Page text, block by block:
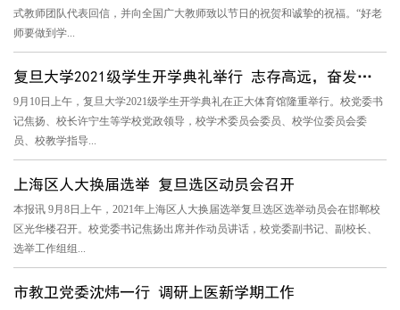
式教师团队代表回信，并向全国广大教师致以节日的祝贺和诚挚的祝福。“好老
师要做到学...
复旦大学2021级学生开学典礼举行 志存高远，奋发有为，日月光华...
9月10日上午，复旦大学2021级学生开学典礼在正大体育馆隆重举行。校党委书
记焦扬、校长许宁生等学校党政领导，校学术委员会委员、校学位委员会委
员、校教学指导...
上海区人大换届选举 复旦选区动员会召开
本报讯 9月8日上午，2021年上海区人大换届选举复旦选区选举动员会在邯郸校
区光华楼召开。校党委书记焦扬出席并作动员讲话，校党委副书记、副校长、
选举工作组组...
市教卫党委沈炜一行 调研上医新学期工作